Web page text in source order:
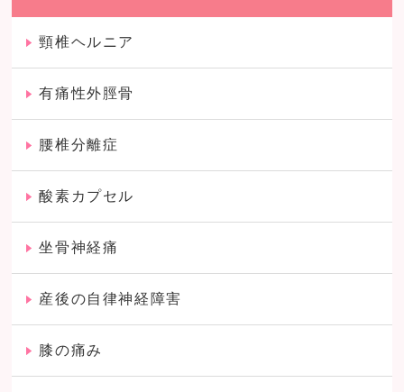
頸椎ヘルニア
有痛性外脛骨
腰椎分離症
酸素カプセル
坐骨神経痛
産後の自律神経障害
膝の痛み